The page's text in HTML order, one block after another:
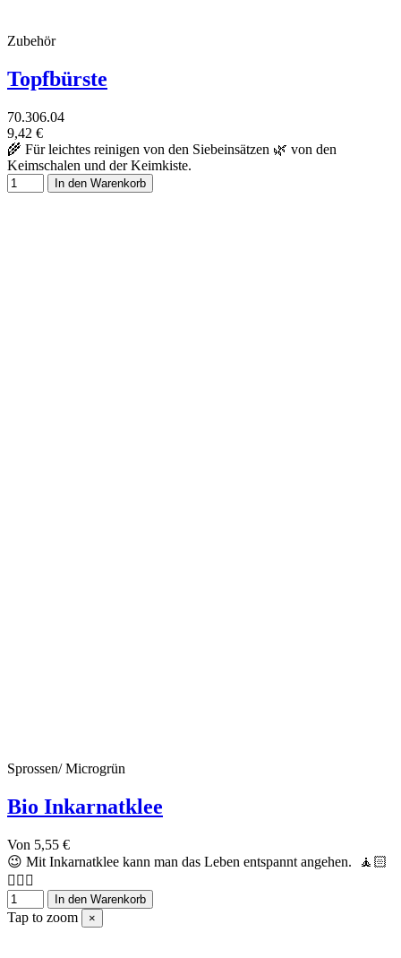
Zubehör
Topfbürste
70.306.04
9,42 €
🌾 Für leichtes reinigen von den Siebeinsätzen 🌿 von den
Keimschalen und der Keimkiste.
In den Warenkorb
Sprossen/ Microgrün
Bio Inkarnatklee
Von 5,55 €
😉 Mit Inkarnatklee kann man das Leben entspannt angehen. 🧘🏻
🧘🏻‍♂️
In den Warenkorb
Tap to zoom ×